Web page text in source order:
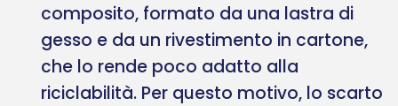
composito, formato da una lastra di
gesso e da un rivestimento in cartone,
che lo rende poco adatto alla
riciclabilità. Per questo motivo, lo scarto